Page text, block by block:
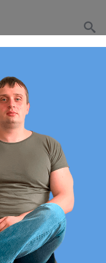
для строки
ответ
с учетом